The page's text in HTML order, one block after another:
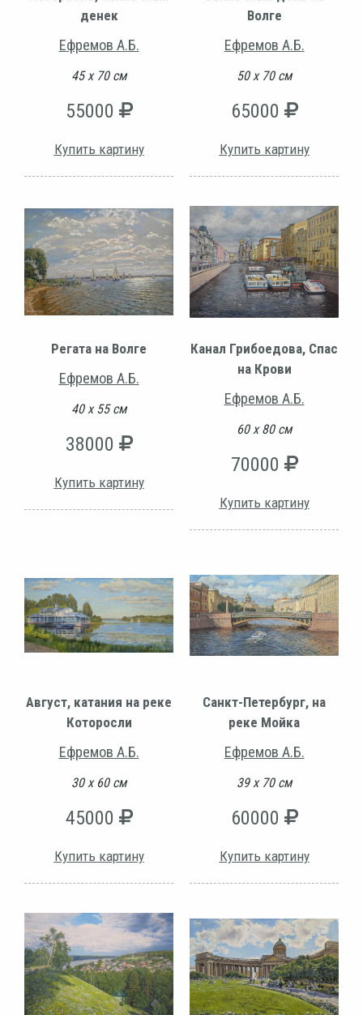
денек
Ефремов А.Б.
45 х 70 см
55000
Купить картину
Волге
Ефремов А.Б.
50 х 70 см
65000
Купить картину
Регата на Волге
Ефремов А.Б.
40 х 55 см
38000
Купить картину
Канал Грибоедова, Спас
на Крови
Ефремов А.Б.
60 х 80 см
70000
Купить картину
Август, катания на реке
Которосли
Ефремов А.Б.
30 х 60 см
45000
Купить картину
Санкт-Петербург, на
реке Мойка
Ефремов А.Б.
39 х 70 см
60000
Купить картину